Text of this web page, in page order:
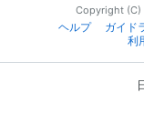
Copyright (C)
ヘルプ
ガイド
利